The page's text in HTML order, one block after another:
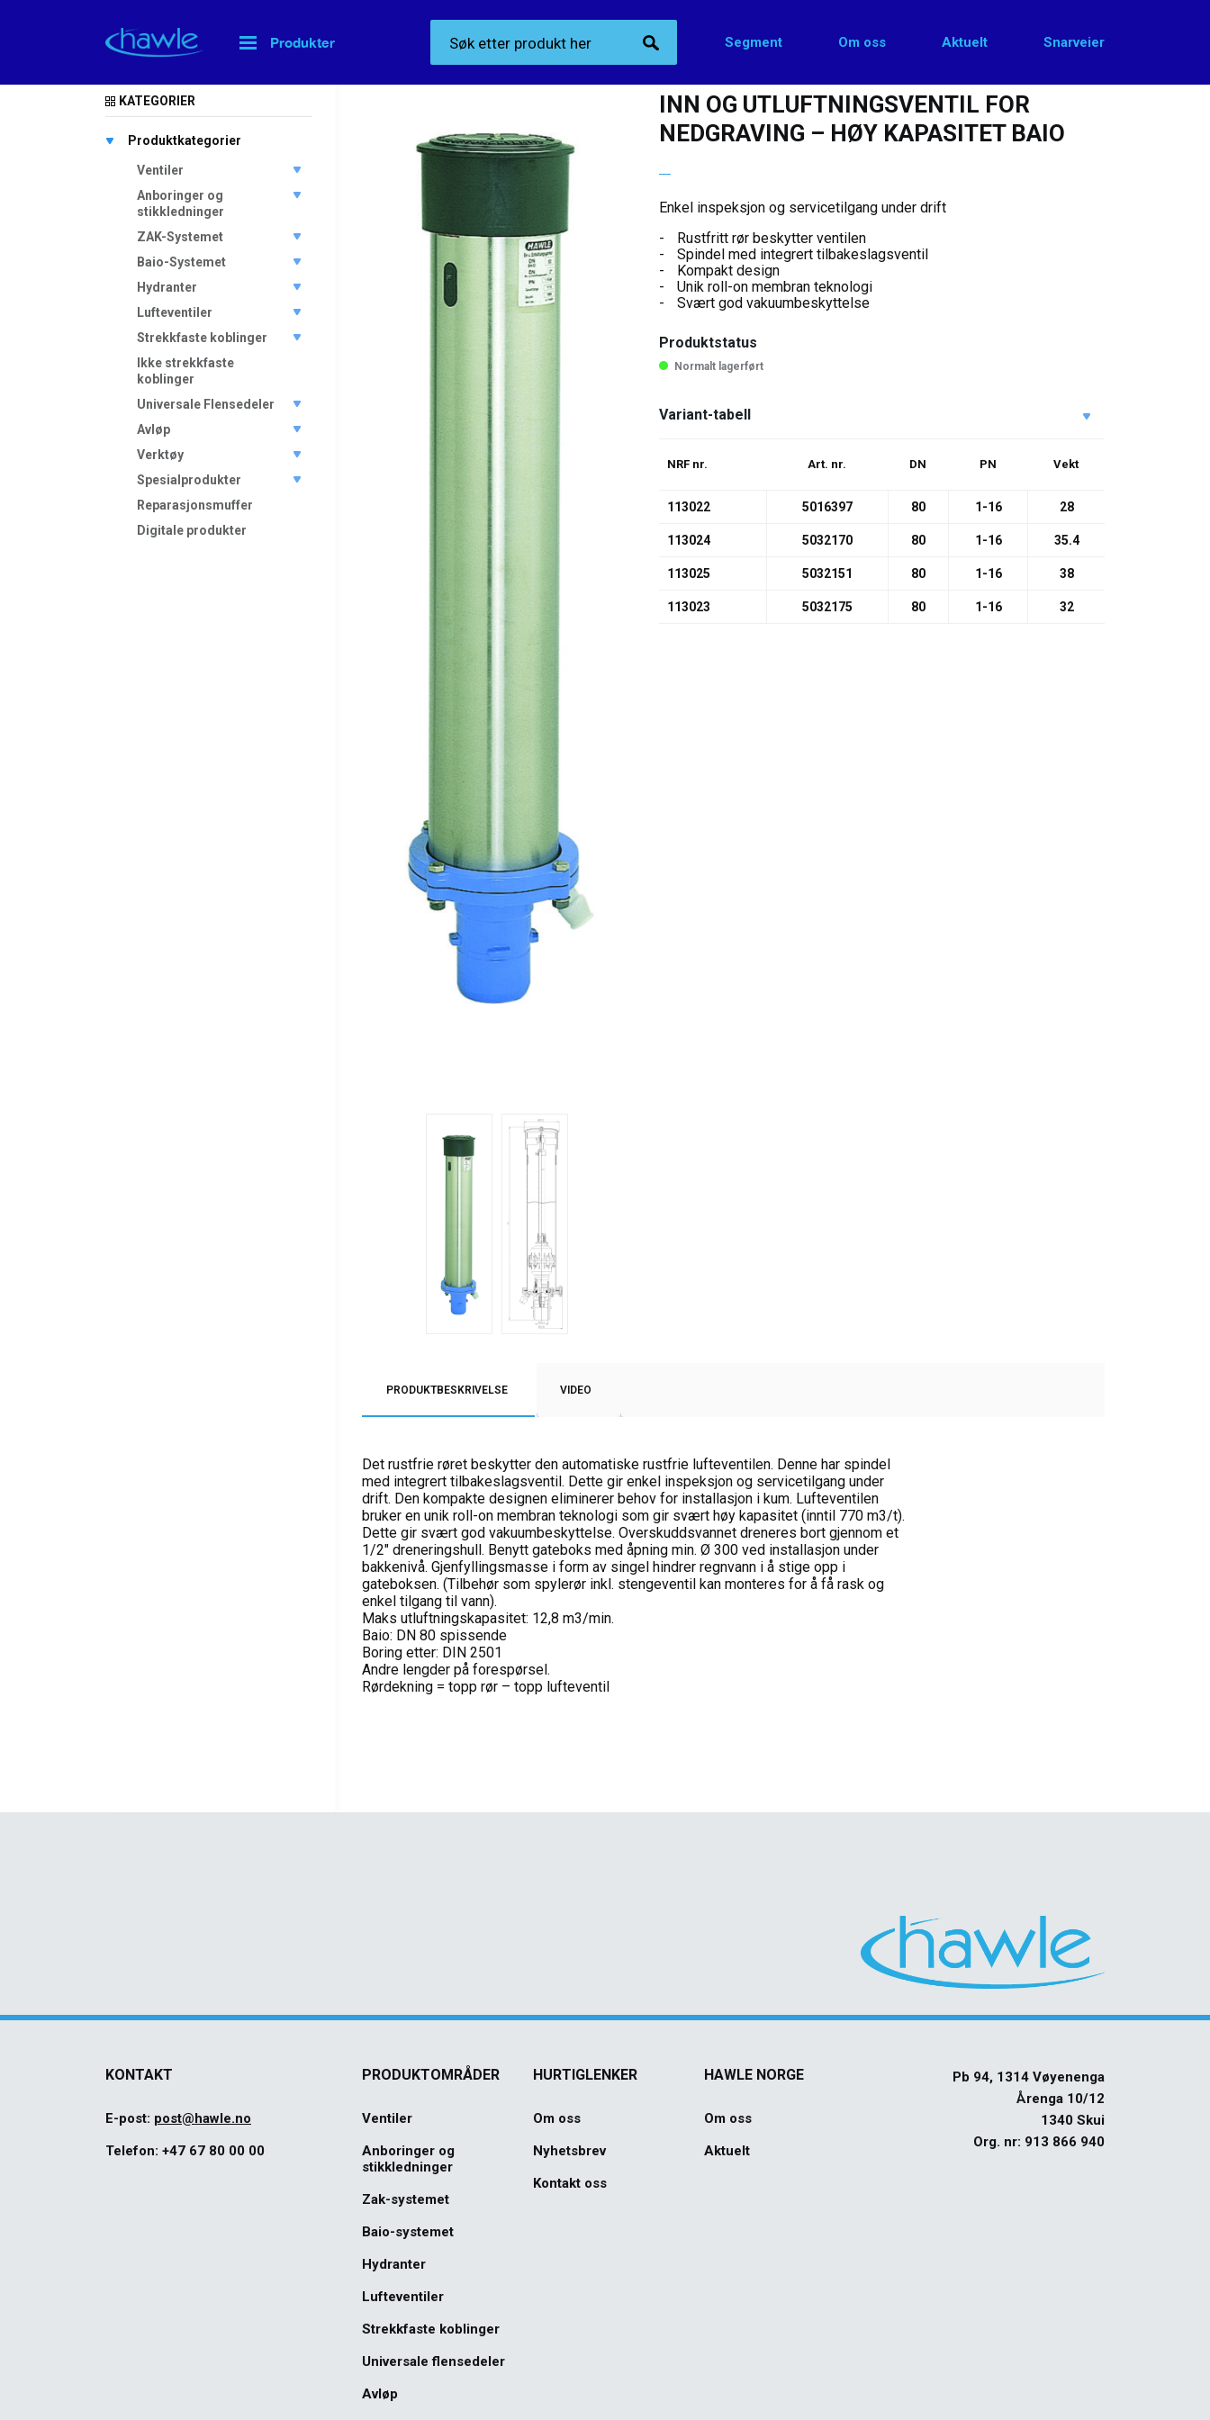
Produkter Segment Om oss Aktuelt Snarveier
KATEGORIER
Produktkategorier
Ventiler
Anboringer og
stikkledninger
ZAK-Systemet
Baio-Systemet
Hydranter
Lufteventiler
Strekkfaste koblinger
Ikke strekkfaste
koblinger
Universale Flensedeler
Avløp
Verktøy
Spesialprodukter
Reparasjonsmuffer
Digitale produkter
Produktkategorier> Lufteventiler> Inn og utluftningsventil for nedgraving – Høy kapasitet Baio
INN OG UTLUFTNINGSVENTIL FOR
NEDGRAVING – HØY KAPASITET BAIO
Enkel inspeksjon og servicetilgang under drift
Rustfritt rør beskytter ventilen
Spindel med integrert tilbakeslagsventil
Kompakt design
Unik roll-on membran teknologi
Svært god vakuumbeskyttelse
Produktstatus
Normalt lagerført
Variant-tabell
NRF nr. Art. nr. DN PN Vekt
113022 5016397 80 1-16 28
113024 5032170 80 1-16 35.4
113025 5032151 80 1-16 38
113023 5032175 80 1-16 32
PRODUKTBESKRIVELSE VIDEO
Det rustfrie røret beskytter den automatiske rustfrie lufteventilen. Denne har spindel
med integrert tilbakeslagsventil. Dette gir enkel inspeksjon og servicetilgang under
drift. Den kompakte designen eliminerer behov for installasjon i kum. Lufteventilen
bruker en unik roll-on membran teknologi som gir svært høy kapasitet (inntil 770 m3/t).
Dette gir svært god vakuumbeskyttelse. Overskuddsvannet dreneres bort gjennom et
1/2″ dreneringshull. Benytt gateboks med åpning min. Ø 300 ved installasjon under
bakkenivå. Gjenfyllingsmasse i form av singel hindrer regnvann i å stige opp i
gateboksen. (Tilbehør som spylerør inkl. stengeventil kan monteres for å få rask og
enkel tilgang til vann).
Maks utluftningskapasitet: 12,8 m3/min.
Baio: DN 80 spissende
Boring etter: DIN 2501
Andre lengder på forespørsel.
Rørdekning = topp rør – topp lufteventil
KONTAKT
E-post: post@hawle.no
Telefon: +47 67 80 00 00
PRODUKTOMRÅDER
Ventiler
Anboringer og
stikkledninger
Zak-systemet
Baio-systemet
Hydranter
Lufteventiler
Strekkfaste koblinger
Universale flensedeler
Avløp
HURTIGLENKER
Om oss
Nyhetsbrev
Kontakt oss
HAWLE NORGE
Om oss
Aktuelt
Pb 94, 1314 Vøyenenga
Årenga 10/12
1340 Skui
Org. nr: 913 866 940